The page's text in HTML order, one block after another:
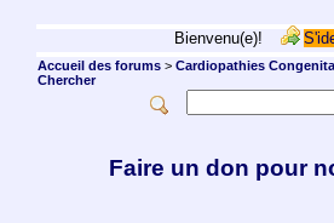
Bienvenu(e)!
Accueil des forums> Cardiopathies
Chercher
Faire un don pour